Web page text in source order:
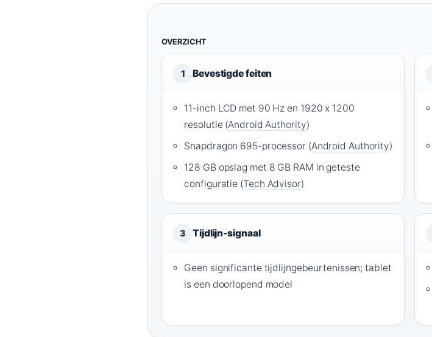
OVERZICHT
1 Bevestigde feiten
11-inch LCD met 90 Hz en 1920 x 1200
resolutie (Android Authority)
Snapdragon 695-processor (Android Authority)
128 GB opslag met 8 GB RAM in geteste
configuratie (Tech Advisor)
3 Tijdlijn-signaal
Geen significante tijdlijngebeurtenissen; tablet
is een doorlopend model